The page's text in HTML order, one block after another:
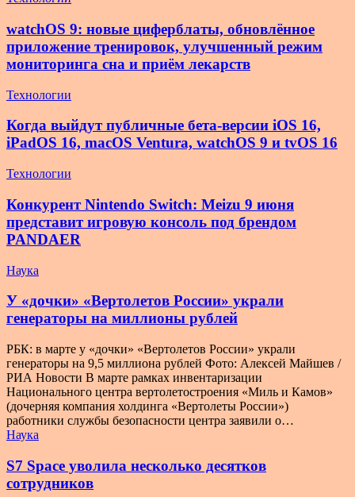
watchOS 9: новые циферблаты, обновлённое
приложение тренировок, улучшенный режим
мониторинга сна и приём лекарств
Технологии
Когда выйдут публичные бета-версии iOS 16,
iPadOS 16, macOS Ventura, watchOS 9 и tvOS 16
Технологии
Конкурент Nintendo Switch: Meizu 9 июня
представит игровую консоль под брендом
PANDAER
Наука
У «дочки» «Вертолетов России» украли
генераторы на миллионы рублей
РБК: в марте у «дочки» «Вертолетов России» украли
генераторы на 9,5 миллиона рублей Фото: Алексей Майшев /
РИА Новости В марте рамках инвентаризации
Национального центра вертолетостроения «Миль и Камов»
(дочерняя компания холдинга «Вертолеты России»)
работники службы безопасности центра заявили о…
Наука
S7 Space уволила несколько десятков
сотрудников